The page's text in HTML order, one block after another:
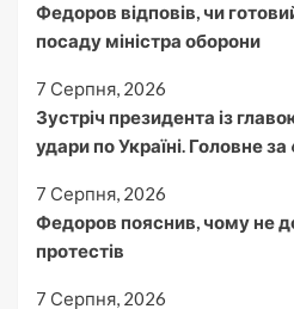
Федоров відповів, чи
посаду міністра оборони
7 Серпня, 2026
Зустріч президента із
удари по Україні. Головне
7 Серпня, 2026
Федоров пояснив, чому не
протестів
7 Серпня, 2026